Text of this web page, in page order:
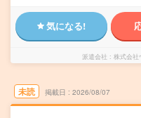
気になる!
派遣会社 株式会
未読 掲載日 2026/08/07